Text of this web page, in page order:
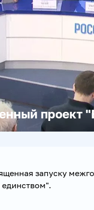
проект
запуску